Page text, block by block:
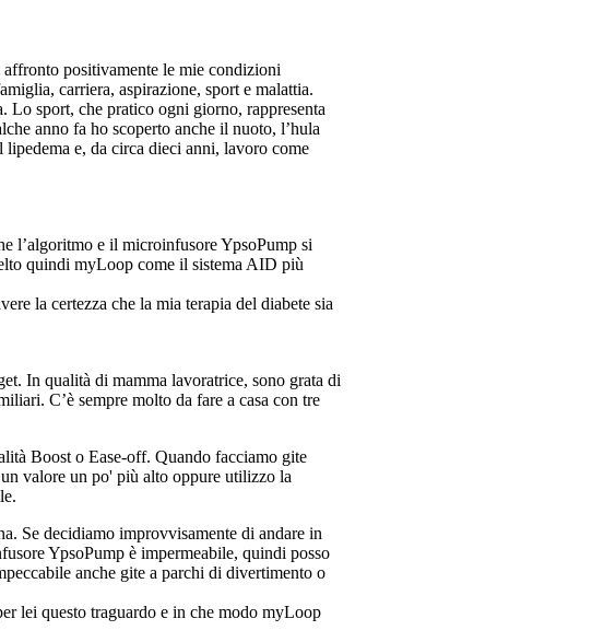
positivamente le mie condizioni
carriera, aspirazione, sport e malattia.
sport, che pratico ogni giorno, rappresenta
anno fa ho scoperto anche il nuoto, l’hula
e, da circa dieci anni, lavoro come
l’algoritmo e il microinfusore YpsoPump si
quindi myLoop come il sistema AID più
la certezza che la mia terapia del diabete sia
In qualità di mamma lavoratrice, sono grata di
C’è sempre molto da fare a casa con tre
Boost o Ease-off. Quando facciamo gite
valore un po' più alto oppure utilizzo la
Se decidiamo improvvisamente di andare in
YpsoPump è impermeabile, quindi posso
anche gite a parchi di divertimento o
lei questo traguardo e in che modo myLoop